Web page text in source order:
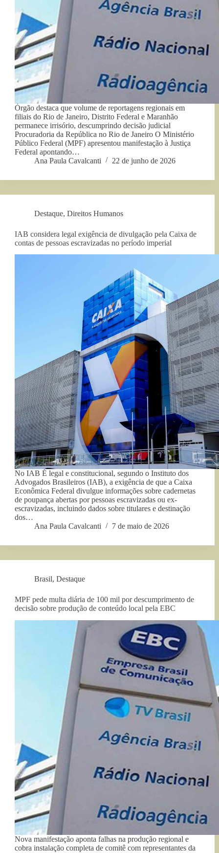
Órgão destaca que volume de reportagens regionais em
filiais do Rio de Janeiro, Distrito Federal e Maranhão
permanece irrisório, descumprindo decisão judicial
Procuradoria da República no Rio de Janeiro O Ministério
Público Federal (MPF) apresentou manifestação à Justiça
Federal apontando…
Ana Paula Cavalcanti
22 de junho de 2026
Destaque, Direitos Humanos
IAB considera legal exigência de divulgação pela Caixa de
contas de pessoas escravizadas no período imperial
No IAB É legal e constitucional, segundo o Instituto dos
Advogados Brasileiros (IAB), a exigência de que a Caixa
Econômica Federal divulgue informações sobre cadernetas
de poupança abertas por pessoas escravizadas ou ex-
escravizadas, incluindo dados sobre titulares e destinação
dos…
Ana Paula Cavalcanti
7 de maio de 2026
Brasil, Destaque
MPF pede multa diária de 100 mil por descumprimento de
decisão sobre produção de conteúdo local pela EBC
Nova manifestação aponta falhas na produção regional e
cobra instalação completa de comitê com representantes da